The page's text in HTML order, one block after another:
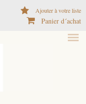
Ajouter à votre liste
Panier d´achat